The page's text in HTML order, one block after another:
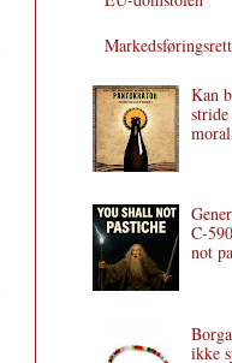
Kan
not
ikke